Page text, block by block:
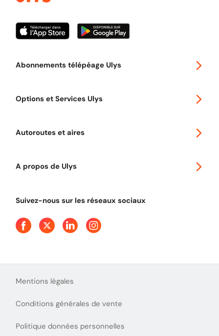
Abonnements télépéage Ulys
Options et Services Ulys
Autoroutes et aires
A propos de Ulys
Presse
Suivez-nous sur les réseaux sociaux
Mentions légales
Conditions générales de vente
Politique données personnelles